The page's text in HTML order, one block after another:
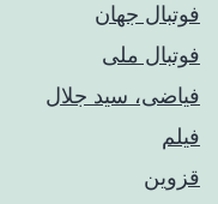
فوتبال جهان
فوتبال ملی
فیاضی، سید جلال
فیلم
قزوین